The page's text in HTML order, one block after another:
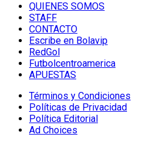
QUIENES SOMOS
STAFF
CONTACTO
Escribe en Bolavip
RedGol
Futbolcentroamerica
APUESTAS
Términos y Condiciones
Políticas de Privacidad
Política Editorial
Ad Choices